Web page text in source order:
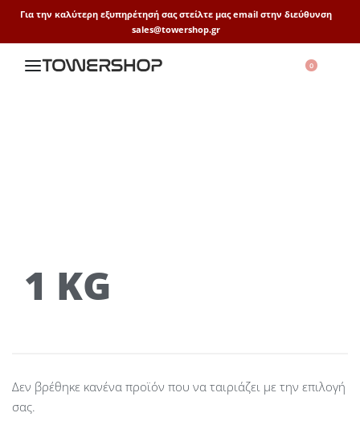
Για την καλύτερη εξυπηρέτησή σας στείλτε μας email στην διεύθυνση
sales@towershop.gr
0
1 KG
Δεν βρέθηκε κανένα προϊόν που να ταιριάζει με την επιλογή
σας.